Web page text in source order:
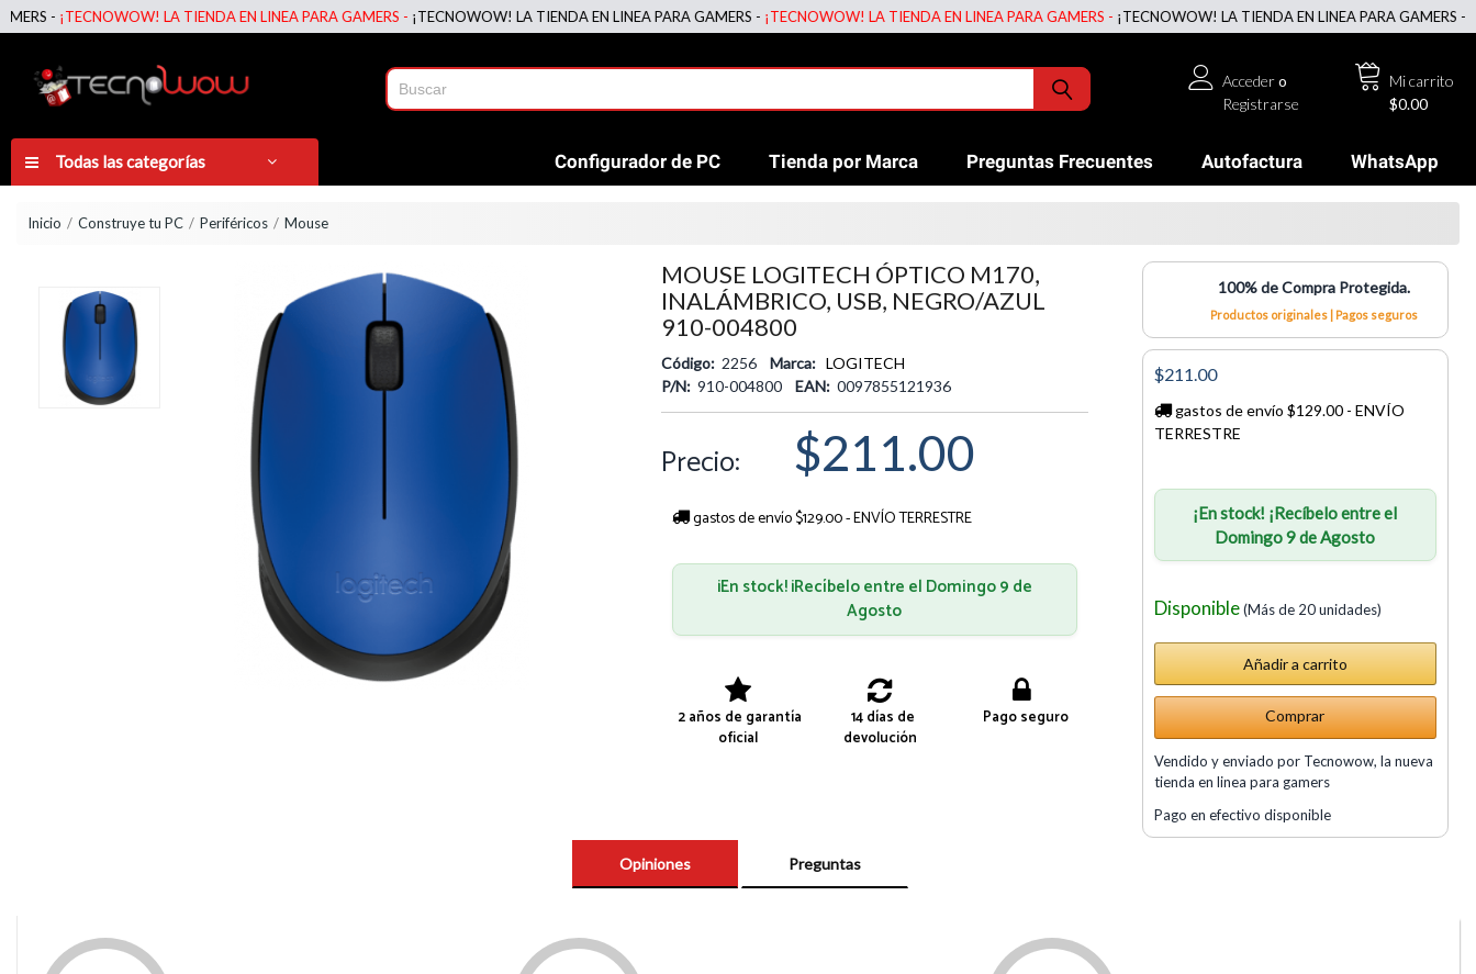
-¡TECNOWOW! LA TIENDA EN LINEA PARA GAMERS -¡TECNOWOW! LA TIENDA EN LINEA PARA GAMERS -¡TECNOWOW! LA TIENDA EN LINEA PARA GAMERS -¡TECNOWOW! LA TIENDA EN LINEA PARA GAMERS -
Mi carrito
$0.00
Accedero
Registrarse
Todas las categorías Configurador de PC Tienda por Marca Preguntas Frecuentes Autofactura WhatsApp
Inicio Construye tu PC Periféricos Mouse
MOUSE LOGITECH ÓPTICO M170,
INALÁMBRICO, USB, NEGRO/AZUL
910-004800
Código: 2256 Marca: LOGITECH
P/N: 910-004800 EAN: 0097855121936
Precio: $211.00
gastos de envío $129.00 - ENVÍO TERRESTRE
¡En stock! ¡Recíbelo entre el Domingo 9 de
Agosto
2 años de garantía
oficial
14 días de
devolución
Pago seguro
100% de Compra Protegida.
Productos originales | Pagos seguros
$211.00
gastos de envío $129.00 - ENVÍO
TERRESTRE
¡En stock! ¡Recíbelo entre el
Domingo 9 de Agosto
Disponible(Más de 20 unidades)
Comprar
Vendido y enviado por Tecnowow, la nueva
tienda en linea para gamers
Pago en efectivo disponible
Opiniones Preguntas